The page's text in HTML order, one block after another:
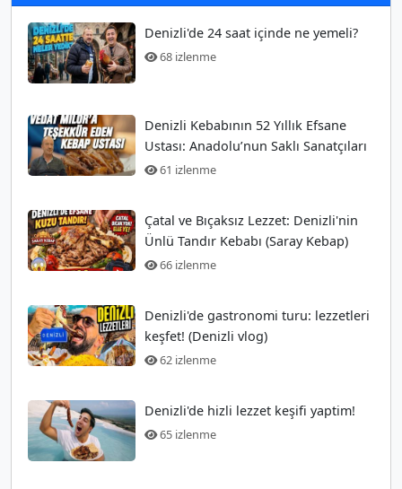
Denizli'de 24 saat içinde ne yemeli?
68 izlenme
Denizli Kebabının 52 Yıllık Efsane
Ustası: Anadolu’nun Saklı Sanatçıları
61 izlenme
Çatal ve Bıçaksız Lezzet: Denizli'nin
Ünlü Tandır Kebabı (Saray Kebap)
66 izlenme
Denizli'de gastronomi turu: lezzetleri
keşfet! (Denizli vlog)
62 izlenme
Denizli'de hizli lezzet keşifi yaptim!
65 izlenme